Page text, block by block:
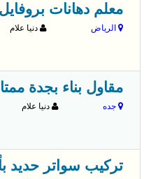
معلم دهانات بروفايل
الرياض دنيا علام
مقاول بناء بجدة ممتاز بجدة
جده دنيا علام
تركيب سواتر حديد